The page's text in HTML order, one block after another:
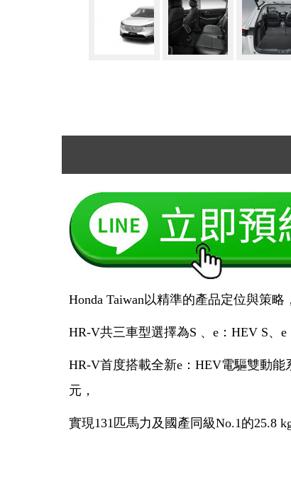
Honda Taiwan以精準的產品定位與策
HR-V共三車型選擇為S 、e：HEV S、e
HR-V首度搭載全新e：HEV電驅雙動能
元，
實現131匹馬力及國產同級No.1的25.8